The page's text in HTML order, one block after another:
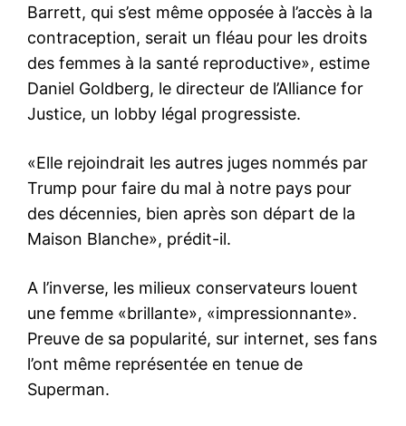
Barrett, qui s’est même opposée à l’accès à la
contraception, serait un fléau pour les droits
des femmes à la santé reproductive», estime
Daniel Goldberg, le directeur de l’Alliance for
Justice, un lobby légal progressiste.
«Elle rejoindrait les autres juges nommés par
Trump pour faire du mal à notre pays pour
des décennies, bien après son départ de la
Maison Blanche», prédit-il.
A l’inverse, les milieux conservateurs louent
une femme «brillante», «impressionnante».
Preuve de sa popularité, sur internet, ses fans
l’ont même représentée en tenue de
Superman.